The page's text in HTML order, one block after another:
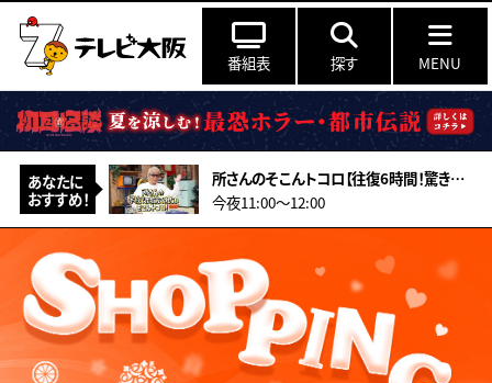
番組表 探す MENU
あなたに
おすすめ！
所さんのそこんトコロ【往復6時間！驚きの遠距離通学！&amp;型破りアーティスト】
今夜11:00〜12:00